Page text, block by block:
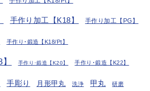
手作り加工【K18】 手作り加工【PG】
手作り･鍛造【K18/Pt】
手作り･鍛造【K20】 手作り･鍛造【K22】
手彫り 月形甲丸 洗浄 甲丸 研磨